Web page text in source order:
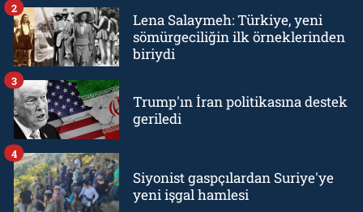
Lena Salaymeh: Türkiye, yeni
sömürgeciliğin ilk örneklerinden
biriydi
2
Trump'ın İran politikasına destek
geriledi
3
Siyonist gaspçılardan Suriye'ye
yeni işgal hamlesi
4